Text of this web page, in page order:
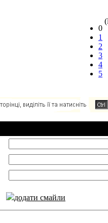
0
1
2
3
4
5
додати смайли